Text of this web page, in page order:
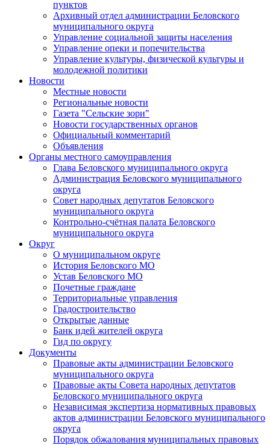
пунктов
Архивный отдел администрации Беловского
муниципального округа
Управление социальной защиты населения
Управление опеки и попечительства
Управление культуры, физической культуры и
молодежной политики
Новости
Местные новости
Региональные новости
Газета "Сельские зори"
Новости государственных органов
Официальный комментарий
Объявления
Органы местного самоуправления
Глава Беловского муниципального округа
Администрация Беловского муниципального
округа
Совет народных депутатов Беловского
муниципального округа
Контрольно-счётная палата Беловского
муниципального округа
Округ
О муниципальном округе
История Беловского МО
Устав Беловского МО
Почетные граждане
Территориальные управления
Градостроительство
Открытые данные
Банк идей жителей округа
Гид по округу
Документы
Правовые акты администрации Беловского
муниципального округа
Правовые акты Совета народных депутатов
Беловского муниципального округа
Независимая экспертиза нормативных правовых
актов администрации Беловского муниципального
округа
Порядок обжалования муниципальных правовых